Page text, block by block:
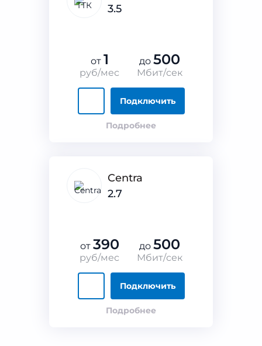
3.5
от 1
руб/мес
до 500
Мбит/сек
Подключить
Подробнее
Centra
2.7
от 390
руб/мес
до 500
Мбит/сек
Подключить
Подробнее